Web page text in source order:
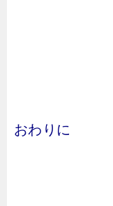
おわりに